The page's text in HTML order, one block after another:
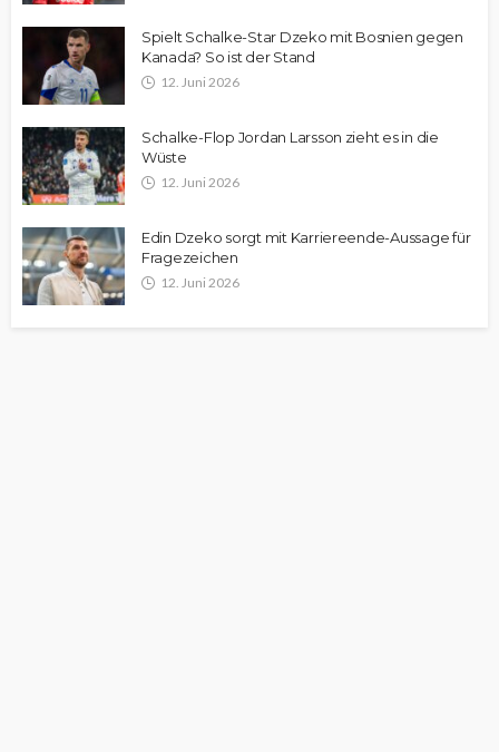
Spielt Schalke-Star Dzeko mit Bosnien gegen
Kanada? So ist der Stand
12. Juni 2026
Schalke-Flop Jordan Larsson zieht es in die
Wüste
12. Juni 2026
Edin Dzeko sorgt mit Karriereende-Aussage für
Fragezeichen
12. Juni 2026